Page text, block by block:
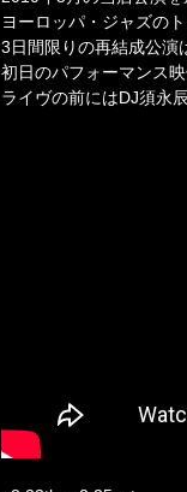
ヨーロッパ・ジャズの
3日間限りの再結成公演
初日のパフォーマンス
ライヴの前にはDJ須永